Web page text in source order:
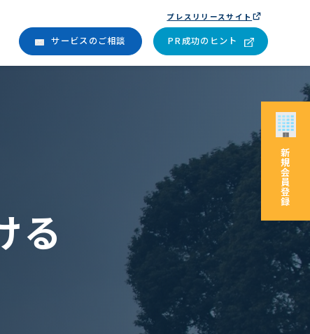
新
規
会
員
登
録
サービスのご相談 PR成功のヒント
プレスリリースサイト
る